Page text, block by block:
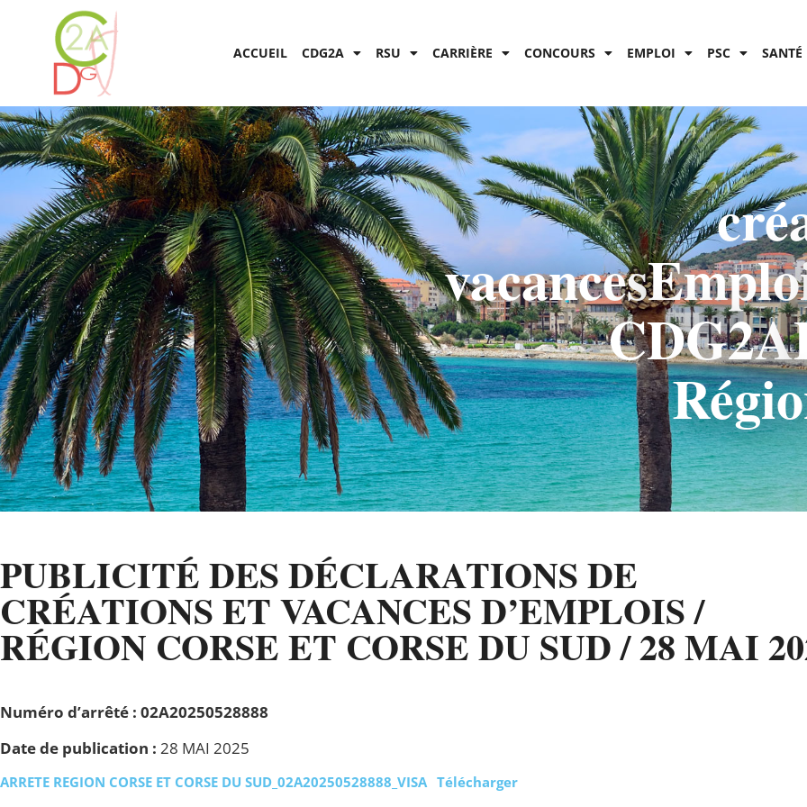
ACCUEIL CDG2A RSU CARRIÈRE CONCOURS EMPLOI PSC SANTÉ
vacances
CDG2A
PUBLICITÉ DES DÉCLARATIONS DE
CRÉATIONS ET VACANCES D’EMPLOIS /
RÉGION CORSE ET CORSE DU SUD / 28 MAI
Numéro d’arrêté : 02A20250528888
Date de publication : 28 MAI 2025
ARRETE REGION CORSE ET CORSE DU SUD_02A20250528888_VISA Télécharger